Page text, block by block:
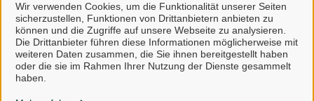
Wir verwenden Cookies, um die Funktionalität unserer Seiten
sicherzustellen, Funktionen von Drittanbietern anbieten zu
können und die Zugriffe auf unsere Webseite zu analysieren.
Die Drittanbieter führen diese Informationen möglicherweise mit
weiteren Daten zusammen, die Sie ihnen bereitgestellt haben
oder die sie im Rahmen Ihrer Nutzung der Dienste gesammelt
haben.
Landkreis Osnabrück